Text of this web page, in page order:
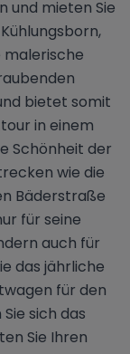
und mieten Sie
bietet somit
in einem
Schönheit der
wie die
Bäderstraße
für seine
auch für
das jährliche
für den
sich das
Sie Ihren